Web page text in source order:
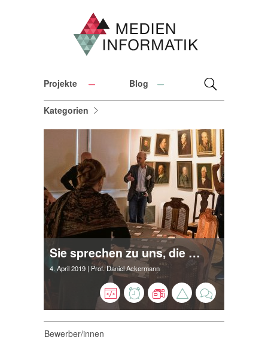
Projekte Blog
Kategorien
Sie sprechen zu uns, die Bilder…
4. April 2019 | Prof. Daniel Ackermann
Bewerber/innen